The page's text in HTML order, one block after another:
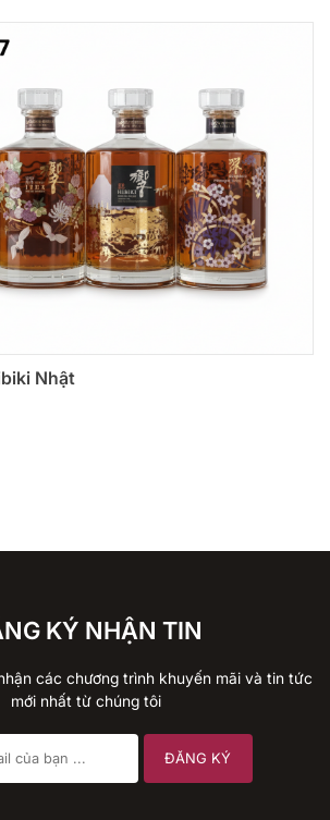
Nhật
KÝ NHẬN TIN
các chương trình khuyến mãi và tin tức
mới nhất từ chúng tôi